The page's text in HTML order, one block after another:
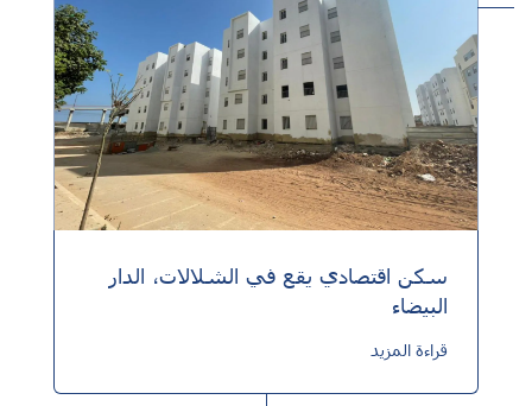
سكن اقتصادي يقع في الشلالات، الدار
البيضاء
قراءة المزيد